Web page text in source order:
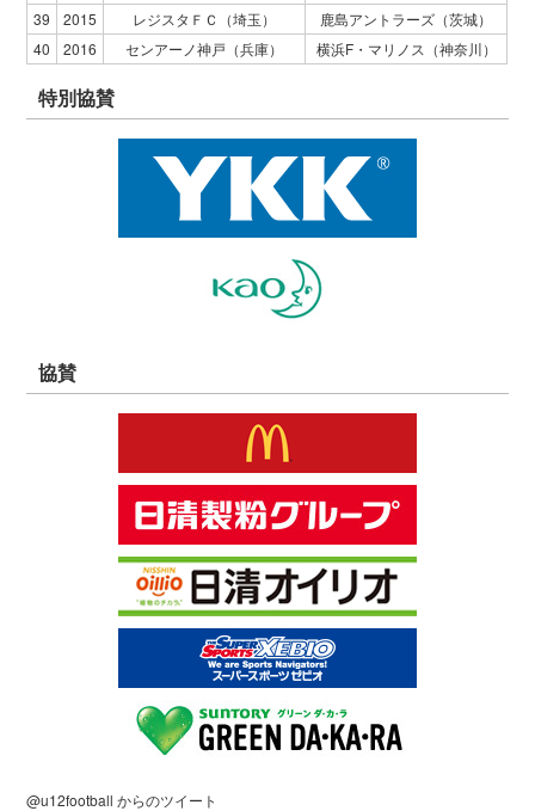
39
2015 レジスタＦＣ（埼玉）
鹿島アントラーズ（茨城）
40
2016 センアーノ神戸（兵庫） 横浜F・マリノス（神奈川）
特別協賛
協賛
@u12football からのツイート